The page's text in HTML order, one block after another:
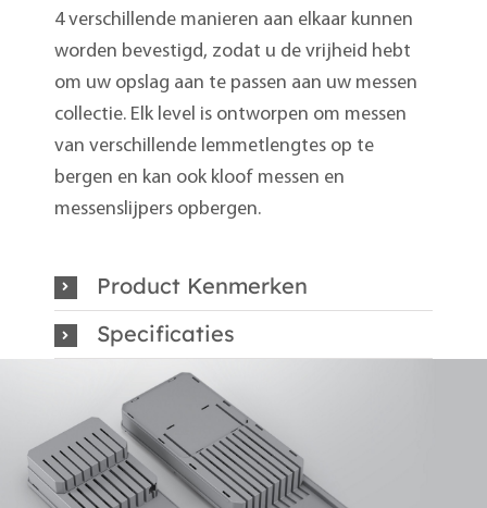
4 verschillende manieren aan elkaar kunnen
worden bevestigd, zodat u de vrijheid hebt
om uw opslag aan te passen aan uw messen
collectie. Elk level is ontworpen om messen
van verschillende lemmetlengtes op te
bergen en kan ook kloof messen en
messenslijpers opbergen.
Product Kenmerken
Specificaties